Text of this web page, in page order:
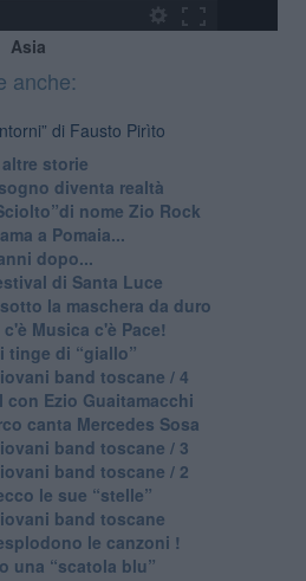
Asia
anche:
di Fausto Pirìto
storie
diventa realtà
nome Zio Rock
a Pomaia...
dopo...
di Santa Luce
la maschera da duro
Musica c'è Pace!
tinge di “giallo”
band toscane / 4
con Ezio Guaitamacchi
canta Mercedes Sosa
band toscane / 3
band toscane / 2
le sue “stelle”
band toscane
le canzoni !
una “scatola blu”